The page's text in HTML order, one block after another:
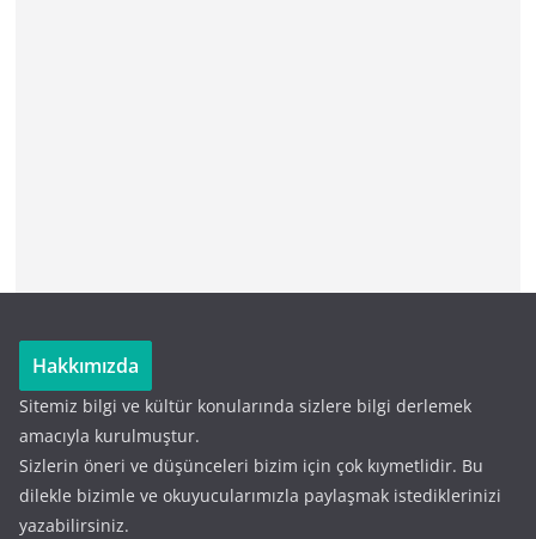
Hakkımızda
Sitemiz bilgi ve kültür konularında sizlere bilgi derlemek
amacıyla kurulmuştur.
Sizlerin öneri ve düşünceleri bizim için çok kıymetlidir. Bu
dilekle bizimle ve okuyucularımızla paylaşmak istediklerinizi
yazabilirsiniz.